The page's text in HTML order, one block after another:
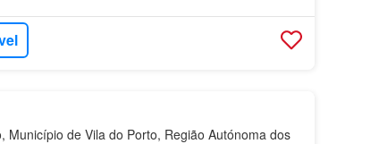
Município de Vila do Porto, Região Autónoma dos